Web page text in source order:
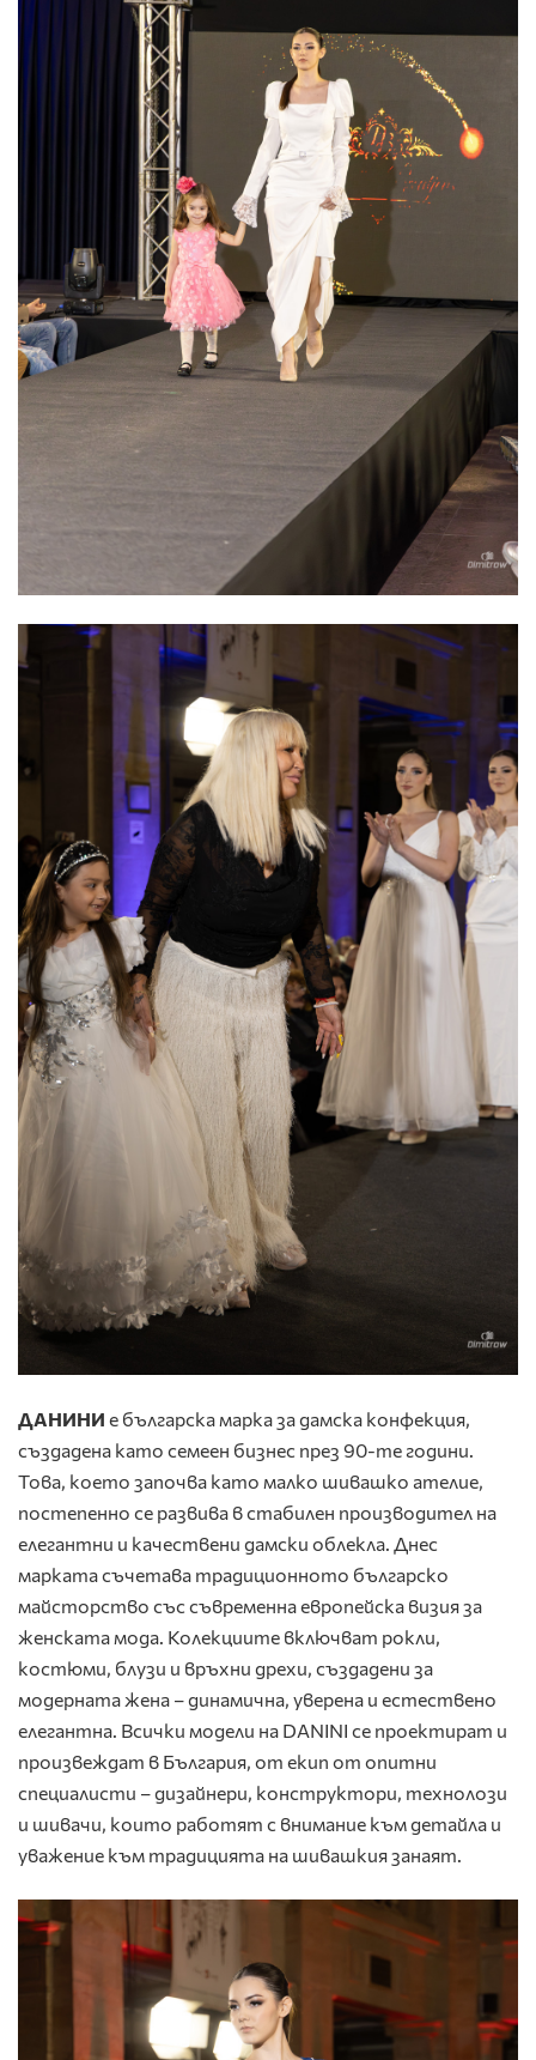
ДАНИНИ е българска марка за дамска конфекция,
създадена като семеен бизнес през 90-те години.
Това, което започва като малко шивашко ателие,
постепенно се развива в стабилен производител на
елегантни и качествени дамски облекла. Днес
марката съчетава традиционното българско
майсторство със съвременна европейска визия за
женската мода. Колекциите включват рокли,
костюми, блузи и връхни дрехи, създадени за
модерната жена – динамична, уверена и естествено
елегантна. Всички модели на DANINI се проектират и
произвеждат в България, от екип от опитни
специалисти – дизайнери, конструктори, технолози
и шивачи, които работят с внимание към детайла и
уважение към традицията на шивашкия занаят.